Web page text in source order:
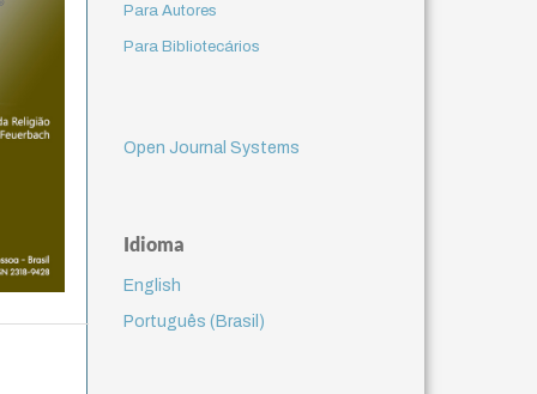
Para Autores
Para Bibliotecários
Open Journal Systems
Idioma
English
Português (Brasil)